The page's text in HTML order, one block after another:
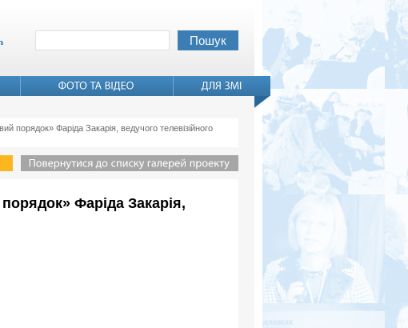
порядок» Фаріда Закарія, ведучого телевізійного
Фаріда Закарія,